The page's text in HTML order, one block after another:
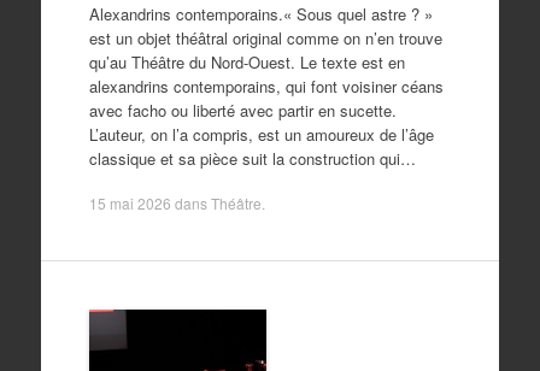
Alexandrins contemporains.« Sous quel astre ? »
est un objet théâtral original comme on n’en trouve
qu’au Théâtre du Nord-Ouest. Le texte est en
alexandrins contemporains, qui font voisiner céans
avec facho ou liberté avec partir en sucette.
L’auteur, on l’a compris, est un amoureux de l’âge
classique et sa pièce suit la construction qui…
15 mai 2026 dansThéâtre